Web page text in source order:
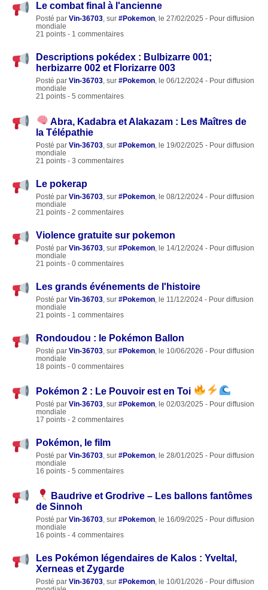
Le combat final à l'ancienne
Posté par Vin-36703 , sur #Pokemon , le 27/02/2025 - Pour diffusion
mondiale
21 points - 1 commentaires
Descriptions pokédex : Bulbizarre 001;
herbizarre 002 et Florizarre 003
Posté par Vin-36703 , sur #Pokemon , le 06/12/2024 - Pour diffusion
mondiale
21 points - 5 commentaires
Abra, Kadabra et Alakazam : Les Maîtres de
la Télépathie
Posté par Vin-36703 , sur #Pokemon , le 19/02/2025 - Pour diffusion
mondiale
21 points - 3 commentaires
Le pokerap
Posté par Vin-36703 , sur #Pokemon , le 08/12/2024 - Pour diffusion
mondiale
21 points - 2 commentaires
Violence gratuite sur pokemon
Posté par Vin-36703 , sur #Pokemon , le 14/12/2024 - Pour diffusion
mondiale
21 points - 0 commentaires
Les grands événements de l'histoire
Posté par Vin-36703 , sur #Pokemon , le 11/12/2024 - Pour diffusion
mondiale
21 points - 1 commentaires
Rondoudou : le Pokémon Ballon
Posté par Vin-36703 , sur #Pokemon , le 10/06/2026 - Pour diffusion
mondiale
18 points - 0 commentaires
Pokémon 2 : Le Pouvoir est en Toi
Posté par Vin-36703 , sur #Pokemon , le 02/03/2025 - Pour diffusion
mondiale
17 points - 2 commentaires
Pokémon, le film
Posté par Vin-36703 , sur #Pokemon , le 28/01/2025 - Pour diffusion
mondiale
16 points - 5 commentaires
Baudrive et Grodrive – Les ballons fantômes
de Sinnoh
Posté par Vin-36703 , sur #Pokemon , le 16/09/2025 - Pour diffusion
mondiale
16 points - 4 commentaires
Les Pokémon légendaires de Kalos : Yveltal,
Xerneas et Zygarde
Posté par Vin-36703 , sur #Pokemon , le 10/01/2026 - Pour diffusion